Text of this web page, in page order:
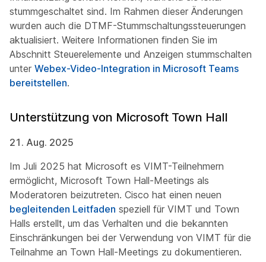
stummgeschaltet sind. Im Rahmen dieser Änderungen
wurden auch die DTMF-Stummschaltungssteuerungen
aktualisiert. Weitere Informationen finden Sie im
Abschnitt Steuerelemente und Anzeigen stummschalten
unter Webex-Video-Integration in Microsoft Teams
bereitstellen.
Unterstützung von Microsoft Town Hall
21. Aug. 2025
Im Juli 2025 hat Microsoft es VIMT-Teilnehmern
ermöglicht, Microsoft Town Hall-Meetings als
Moderatoren beizutreten. Cisco hat einen neuen
begleitenden Leitfaden speziell für VIMT und Town
Halls erstellt, um das Verhalten und die bekannten
Einschränkungen bei der Verwendung von VIMT für die
Teilnahme an Town Hall-Meetings zu dokumentieren.